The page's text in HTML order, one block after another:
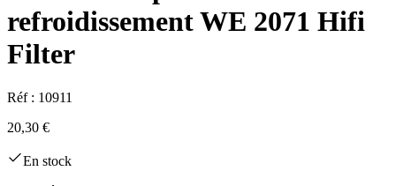
refroidissement WE 2071 Hifi
Filter
Réf : 10911
20,30 €
En stock